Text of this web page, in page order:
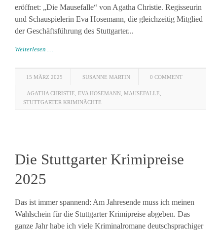
eröffnet: „Die Mausefalle“ von Agatha Christie. Regisseurin
und Schauspielerin Eva Hosemann, die gleichzeitig Mitglied
der Geschäftsführung des Stuttgarter...
Weiterlesen …
15 MÄRZ 2025 SUSANNE MARTIN 0 COMMENT
AGATHA CHRISTIE EVA HOSEMANN MAUSEFALLE
STUTTGARTER KRIMINÄCHTE
Die Stuttgarter Krimipreise
2025
Das ist immer spannend: Am Jahresende muss ich meinen
Wahlschein für die Stuttgarter Krimipreise abgeben. Das
ganze Jahr habe ich viele Kriminalromane deutschsprachiger